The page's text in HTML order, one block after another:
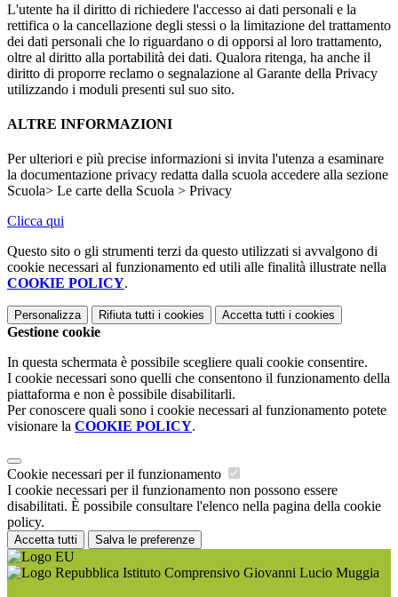
L'utente ha il diritto di richiedere l'accesso ai dati personali e la
rettifica o la cancellazione degli stessi o la limitazione del trattamento
dei dati personali che lo riguardano o di opporsi al loro trattamento,
oltre al diritto alla portabilità dei dati. Qualora ritenga, ha anche il
diritto di proporre reclamo o segnalazione al Garante della Privacy
utilizzando i moduli presenti sul suo sito.
ALTRE INFORMAZIONI
Per ulteriori e più precise informazioni si invita l'utenza a esaminare
la documentazione privacy redatta dalla scuola accedere alla sezione
Scuola> Le carte della Scuola > Privacy
Clicca qui
Questo sito o gli strumenti terzi da questo utilizzati si avvalgono di
cookie necessari al funzionamento ed utili alle finalità illustrate nella
COOKIE POLICY.
Personalizza Rifiuta tutti i cookies Accetta tutti i cookies
Gestione cookie
In questa schermata è possibile scegliere quali cookie consentire.
I cookie necessari sono quelli che consentono il funzionamento della
piattaforma e non è possibile disabilitarli.
Per conoscere quali sono i cookie necessari al funzionamento potete
visionare la COOKIE POLICY.
Cookie necessari per il funzionamento
I cookie necessari per il funzionamento non possono essere
disabilitati. È possibile consultare l'elenco nella pagina della cookie
policy.
Accetta tutti Salva le preferenze
Istituto Comprensivo Giovanni Lucio Muggia